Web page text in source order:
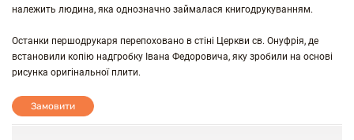
належить людина, яка однозначно займалася книгодрукуванням.
Останки першодрукаря перепоховано в стіні Церкви св. Онуфрія, де
встановили копію надгробку Івана Федоровича, яку зробили на основі
рисунка оригінальної плити.
Замовити